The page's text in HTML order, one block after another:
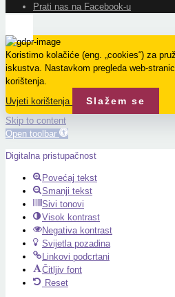
Prati nas na Facebook-u
Koristimo kolačiće (eng. „cookies“) za
iskustva. Nastavkom pregleda web-
korištenja.
Uvjeti korištenja
Slažem se
Skip to content
Open toolbar
Digitalna pristupačnost
Povećaj tekst
Smanji tekst
Sivi tonovi
Visok kontrast
Negativa kontrast
Svijetla pozadina
Linkovi podcrtani
Čitljiv font
Reset